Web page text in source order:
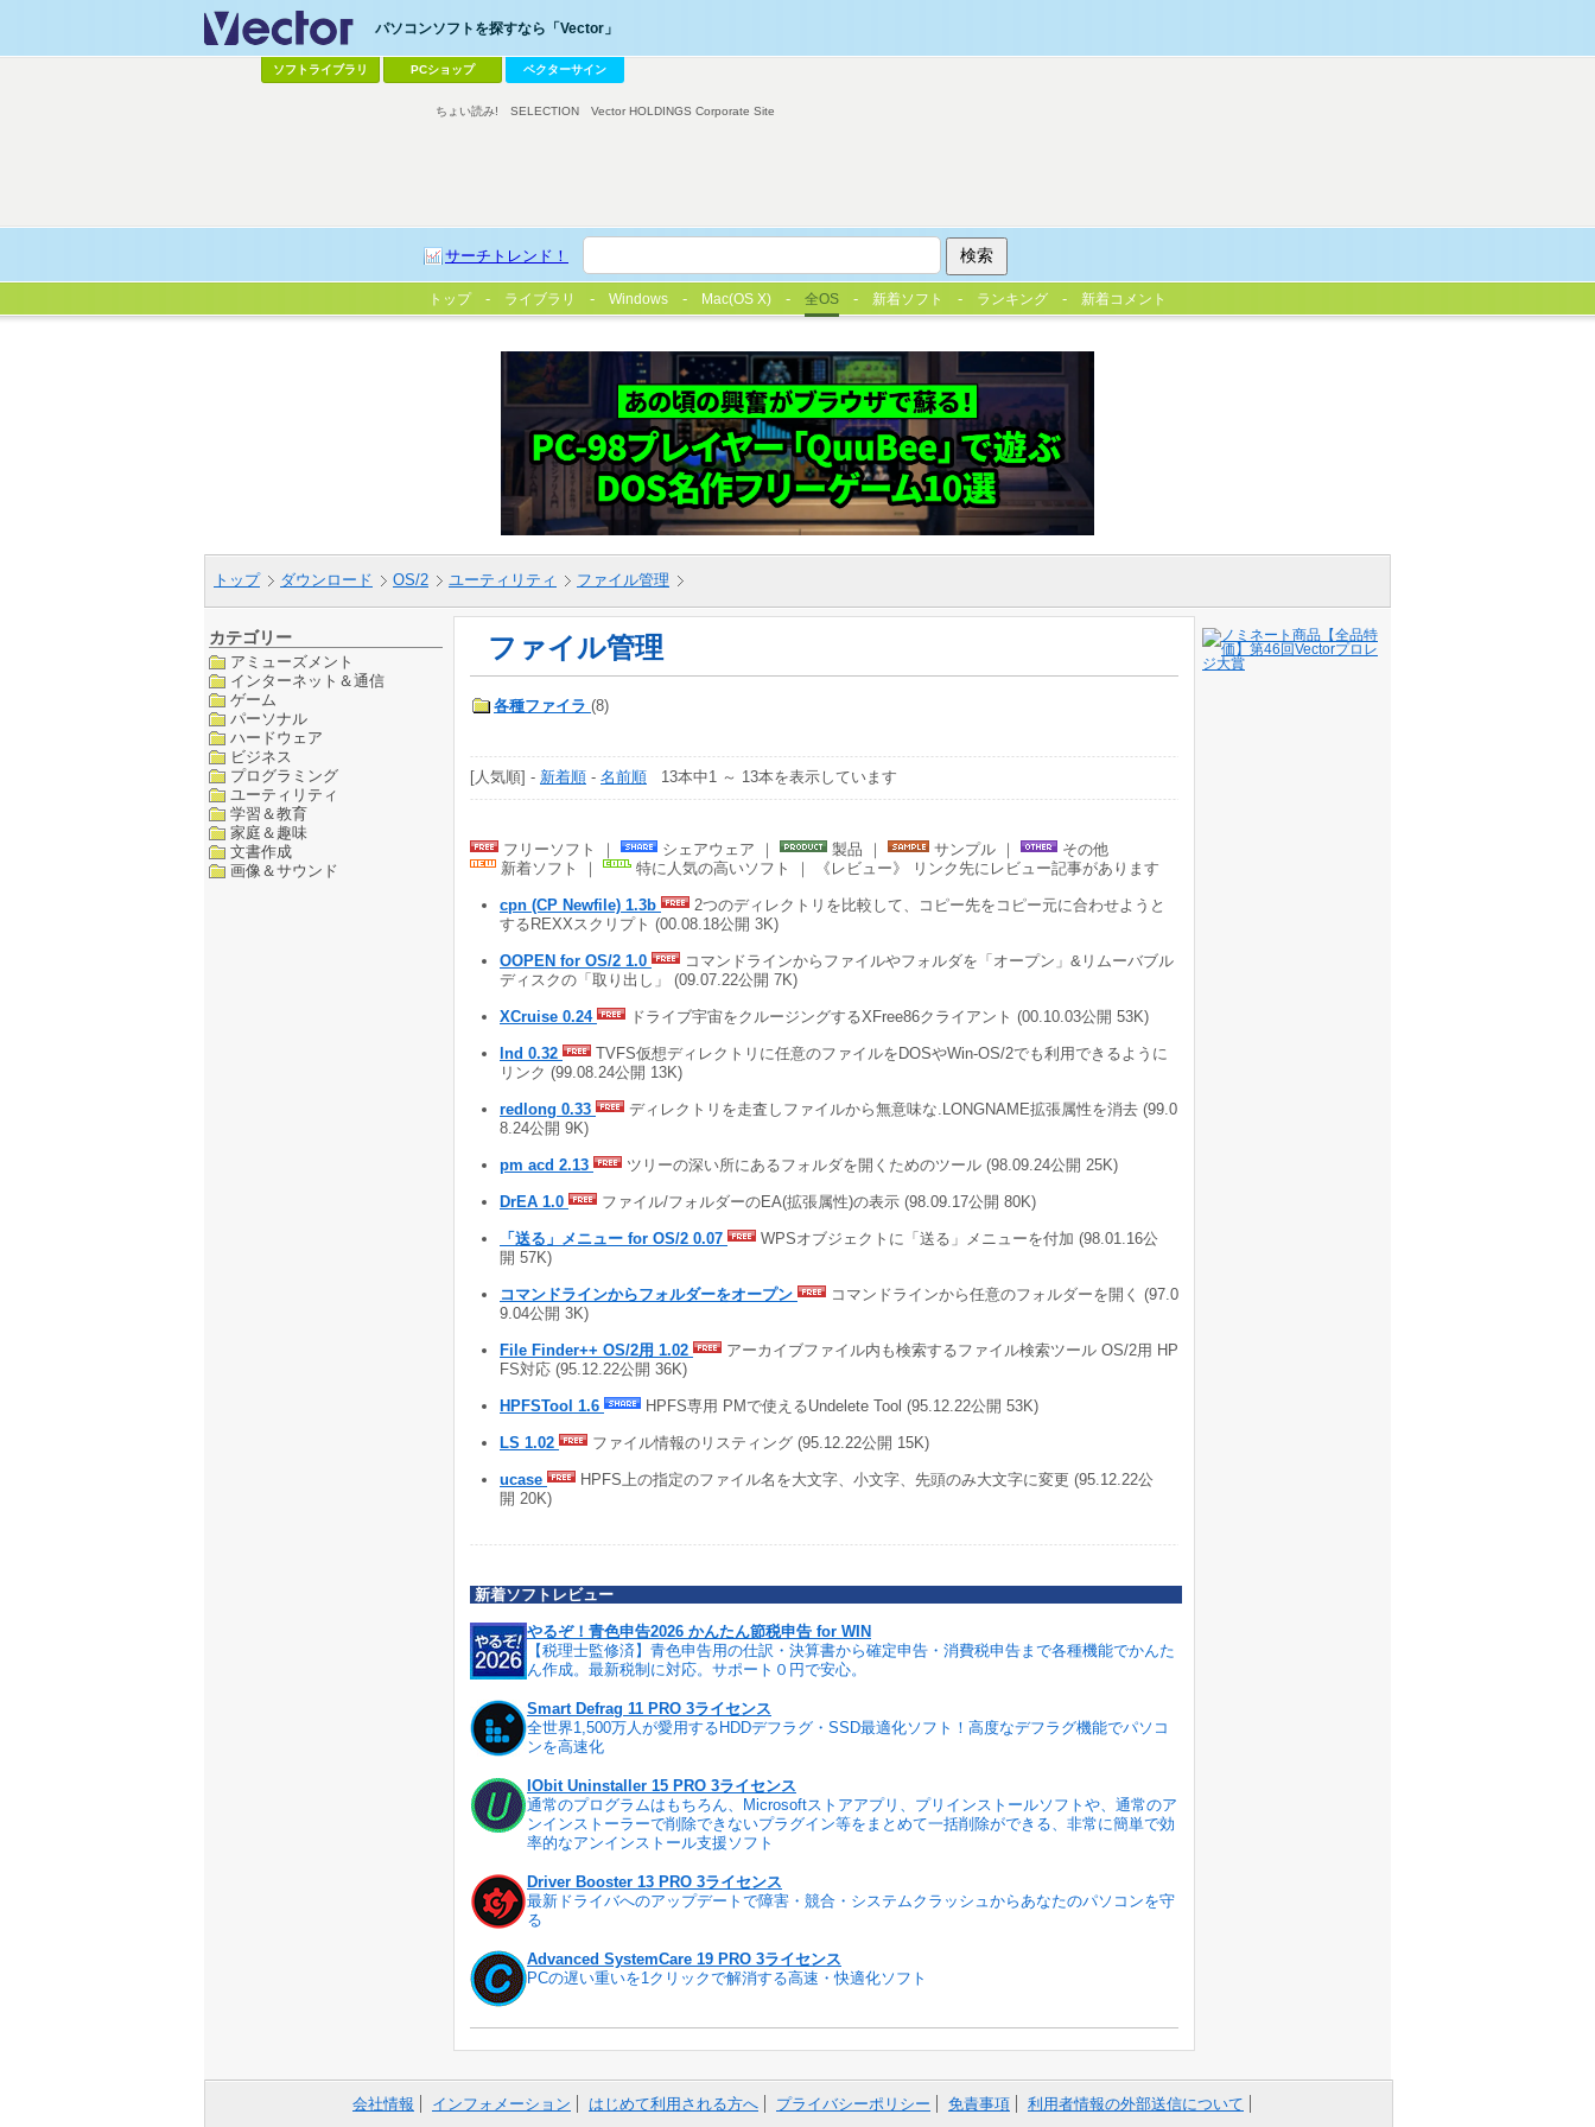
パソコンソフトを探すなら「Vector」
ソフトライブラリ PCショップ ベクターサイン
サーチトレンド！
ちょい読み! SELECTION Vector HOLDINGS Corporate Site
トップ ライブラリ Windows Mac(OS X) 全OS 新着ソフト ランキング 新着コメント
トップ ダウンロード OS/2 ユーティリティ ファイル管理
カテゴリー
アミューズメント
インターネット＆通信
ゲーム
パーソナル
ハードウェア
ビジネス
プログラミング
ユーティリティ
学習＆教育
家庭＆趣味
文書作成
画像＆サウンド
ファイル管理
各種ファイラ (8)
[人気順] - 新着順 - 名前順 13本中1 ～ 13本を表示しています
フリーソフト ｜ シェアウェア ｜ 製品 ｜ サンプル ｜
その他
新着ソフト ｜
特に人気の高いソフト ｜ 《レビュー》 リンク先にレビュー記事があります
cpn (CP Newfile) 1.3b
2つのディレクトリを比較して、コピー先をコピー元に合わせようと
するREXXスクリプト (00.08.18公開 3K)
OOPEN for OS/2 1.0
コマンドラインからファイルやフォルダを「オープン」&リムーバブル
ディスクの「取り出し」 (09.07.22公開 7K)
XCruise 0.24 ドライブ宇宙をクルージングするXFree86クライアント (00.10.03公開 53K)
lnd 0.32
TVFS仮想ディレクトリに任意のファイルをDOSやWin-OS/2でも利用できるように
リンク (99.08.24公開 13K)
redlong 0.33
ディレクトリを走査しファイルから無意味な.LONGNAME拡張属性を消去 (99.0
8.24公開 9K)
pm acd 2.13 ツリーの深い所にあるフォルダを開くためのツール (98.09.24公開 25K)
DrEA 1.0 ファイル/フォルダーのEA(拡張属性)の表示 (98.09.17公開 80K)
「送る」メニュー for OS/2 0.07
WPSオブジェクトに「送る」メニューを付加 (98.01.16公
開 57K)
コマンドラインからフォルダーをオープン
コマンドラインから任意のフォルダーを開く (97.0
9.04公開 3K)
File Finder++ OS/2用 1.02
アーカイブファイル内も検索するファイル検索ツール OS/2用 HP
FS対応 (95.12.22公開 36K)
HPFSTool 1.6 HPFS専用 PMで使えるUndelete Tool (95.12.22公開 53K)
LS 1.02 ファイル情報のリスティング (95.12.22公開 15K)
ucase
HPFS上の指定のファイル名を大文字、小文字、先頭のみ大文字に変更 (95.12.22公
開 20K)
新着ソフトレビュー
やるぞ！青色申告2026 かんたん節税申告 for WIN
【税理士監修済】青色申告用の仕訳・決算書から確定申告・消費税申告まで各種機能でかんた
ん作成。最新税制に対応。サポート０円で安心。
Smart Defrag 11 PRO 3ライセンス
全世界1,500万人が愛用するHDDデフラグ・SSD最適化ソフト！高度なデフラグ機能でパソコ
ンを高速化
IObit Uninstaller 15 PRO 3ライセンス
通常のプログラムはもちろん、Microsoftストアアプリ、プリインストールソフトや、通常のア
ンインストーラーで削除できないプラグイン等をまとめて一括削除ができる、非常に簡単で効
率的なアンインストール支援ソフト
Driver Booster 13 PRO 3ライセンス
最新ドライバへのアップデートで障害・競合・システムクラッシュからあなたのパソコンを守
る
Advanced SystemCare 19 PRO 3ライセンス
PCの遅い重いを1クリックで解消する高速・快適化ソフト
会社情報 インフォメーション はじめて利用される方へ プライバシーポリシー 免責事項 利用者情報の外部送信について